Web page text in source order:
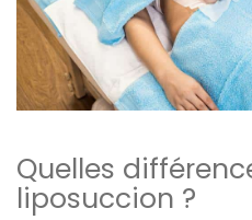
Quelles
liposuccion ?